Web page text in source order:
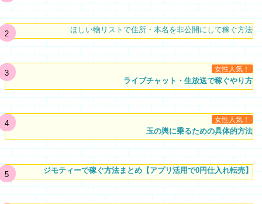
ほしい物リストで住所・本名を非公開にして稼ぐ方法
女性人気！
ライブチャット・生放送で稼ぐやり方
女性人気！
玉の輿に乗るための具体的方法
ジモティーで稼ぐ方法まとめ【アプリ活用で0円仕入れ転売】